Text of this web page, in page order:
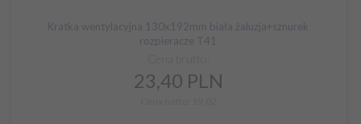
Kratka wentylacyjna 130x192mm biała żaluzja+sznurek
rozpieracze T41
23,40 PLN